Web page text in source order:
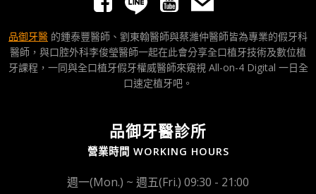
品御牙醫 的鍾泰豐醫師、劉東翰醫師與蔡濰仲醫師皆為專業的假牙科
醫師，與口腔外科李俊瑩醫師一起在此會分享全口植牙技術及數位植
牙課程，一同與全口植牙假牙權威醫師來窺視 All-on-4 Digital 一日全
口速定植牙吧。
品御牙醫診所
營業時間 WORKING HOURS
週一(Mon.) ~ 週五(Fri.) 09:30 - 21:00